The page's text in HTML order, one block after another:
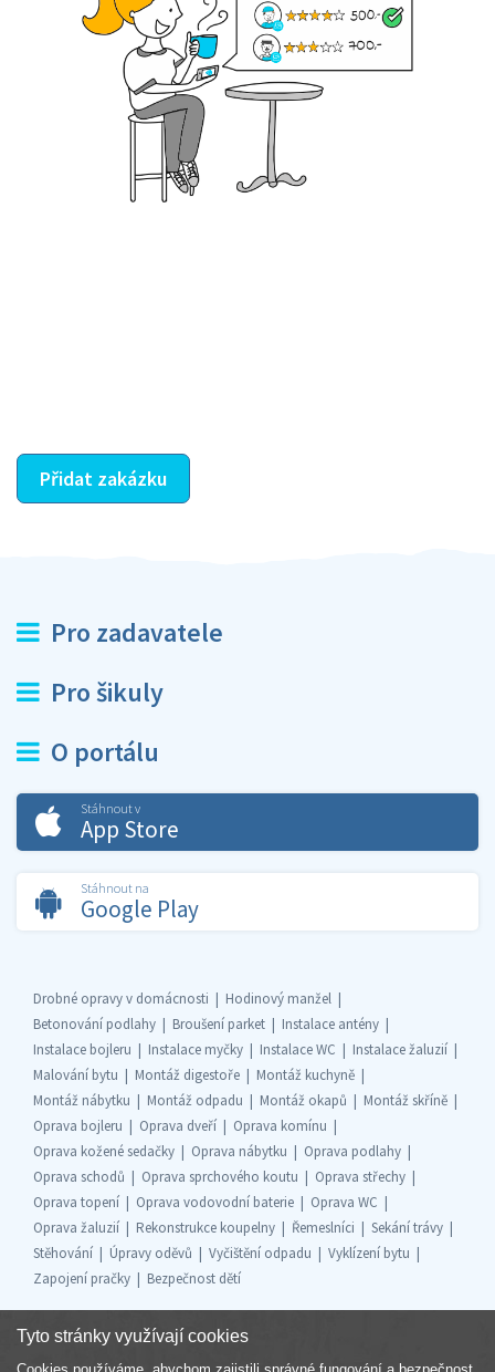
Přidat zakázku
Pro zadavatele
Pro šikuly
O portálu
Stáhnout v
App Store
Stáhnout na
Google Play
Drobné opravy v domácnosti
Hodinový manžel
Betonování podlahy
Broušení parket
Instalace antény
Instalace bojleru
Instalace myčky Instalace WC
Instalace žaluzií
Malování bytu
Montáž digestoře
Montáž kuchyně
Montáž nábytku
Montáž odpadu Montáž okapů
Montáž skříně
Oprava bojleru
Oprava dveří
Oprava komínu
Oprava kožené sedačky
Oprava nábytku
Oprava podlahy
Oprava schodů
Oprava sprchového koutu
Oprava střechy
Oprava topení
Oprava vodovodní baterie
Oprava WC
Oprava žaluzií
Rekonstrukce koupelny Řemeslníci
Sekání trávy
Stěhování
Úpravy oděvů Vyčištění odpadu
Vyklízení bytu
Zapojení pračky
Bezpečnost dětí
Tyto stránky využívají cookies